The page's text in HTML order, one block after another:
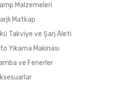
Malzemeleri
Matkap
Takviye ve Şarj Aleti
Yıkama Makinası
ve Fenerler